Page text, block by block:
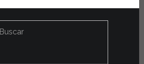
Buscar